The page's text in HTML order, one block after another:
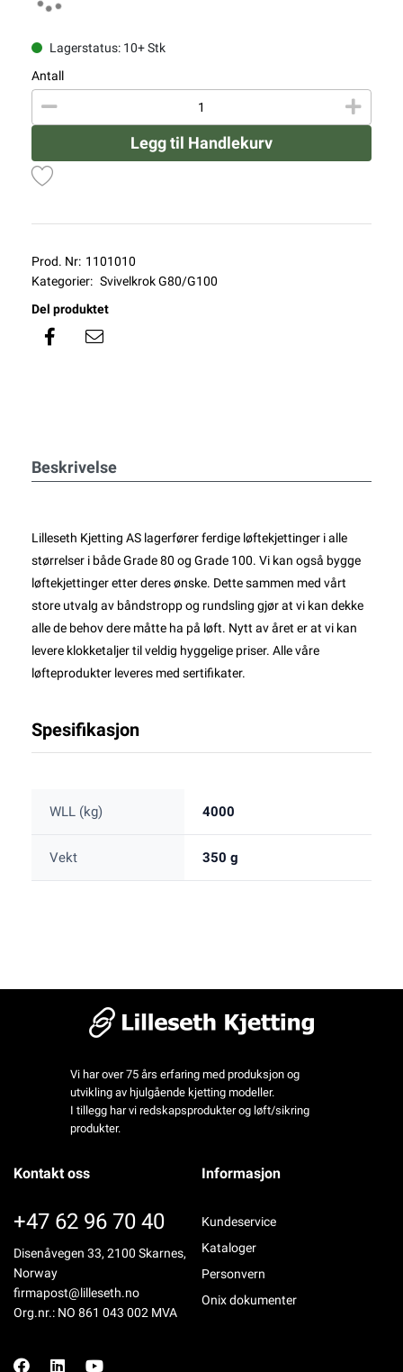
Lagerstatus: 10+ Stk
Antall
Legg til Handlekurv
Prod. Nr: 1101010
Kategorier: Svivelkrok G80/G100
Del produktet
Beskrivelse
Lilleseth Kjetting AS lagerfører ferdige løftekjettinger i alle
størrelser i både Grade 80 og Grade 100. Vi kan også bygge
løftekjettinger etter deres ønske. Dette sammen med vårt
store utvalg av båndstropp og rundsling gjør at vi kan dekke
alle de behov dere måtte ha på løft. Nytt av året er at vi kan
levere klokketaljer til veldig hyggelige priser. Alle våre
løfteprodukter leveres med sertifikater.
Spesifikasjon
WLL (kg) 4000
Vekt 350 g
Vi har over 75 års erfaring med produksjon og
utvikling av hjulgående kjetting modeller.
I tillegg har vi redskapsprodukter og løft/sikring
produkter.
Kontakt oss
+47 62 96 70 40
Disenåvegen 33, 2100 Skarnes,
Norway
firmapost@lilleseth.no
Org.nr.: NO 861 043 002 MVA
Informasjon
Kundeservice
Kataloger
Personvern
Onix dokumenter